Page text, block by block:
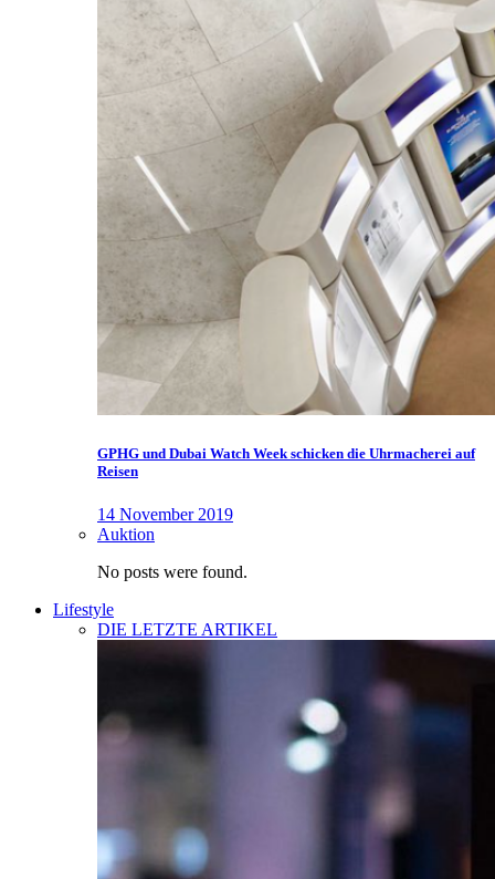
GPHG und Dubai Watch Week schicken die Uhrmacherei auf
Reisen
14 November 2019
Auktion
No posts were found.
Lifestyle
DIE LETZTE ARTIKEL